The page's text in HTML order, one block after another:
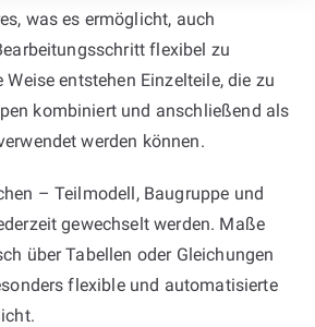
was es ermöglicht, auch
flexibel zu
entstehen Einzelteile, die zu
kombiniert und anschließend als
werden können.
– Teilmodell, Baugruppe und
gewechselt werden. Maße
über Tabellen oder Gleichungen
flexible und automatisierte